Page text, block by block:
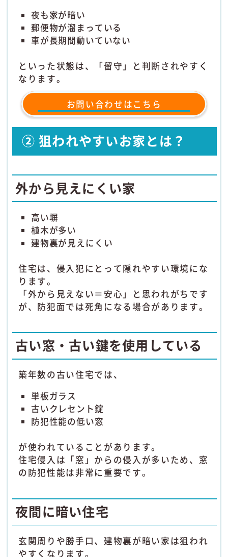
夜も家が暗い
郵便物が溜まっている
車が長期間動いていない
といった状態は、「留守」と判断されやすく
なります。
お問い合わせはこちら
② 狙われやすいお家とは？
外から見えにくい家
高い塀
植木が多い
建物裏が見えにくい
住宅は、侵入犯にとって隠れやすい環境にな
ります。
「外から見えない＝安心」と思われがちです
が、防犯面では死角になる場合があります。
古い窓・古い鍵を使用している
築年数の古い住宅では、
単板ガラス
古いクレセント錠
防犯性能の低い窓
が使われていることがあります。
住宅侵入は「窓」からの侵入が多いため、窓
の防犯性能は非常に重要です。
夜間に暗い住宅
玄関周りや勝手口、建物裏が暗い家は狙われ
やすくなります。